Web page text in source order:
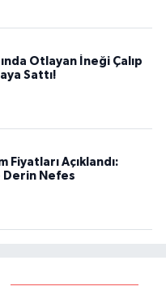
Otlayan İneği Çalıp
Sattı!
Fiyatları Açıklandı:
Nefes